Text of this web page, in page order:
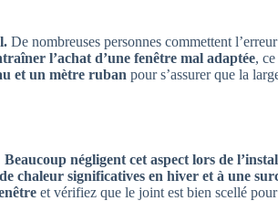
De nombreuses personnes commettent
l’achat d’une fenêtre mal adaptée,
et un mètre ruban pour s’assurer que la
Beaucoup négligent cet aspect lors de
chaleur significatives en hiver et à une
et vérifiez que le joint est bien scellé